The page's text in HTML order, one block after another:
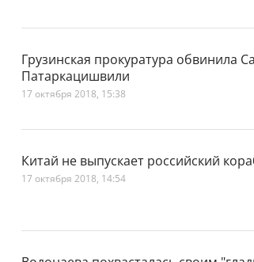
Грузинская прокуратура обвинила
Патаркацишвили
17 октября 2018, 15:38
Китай не выпускает российский
17 октября 2018, 14:54